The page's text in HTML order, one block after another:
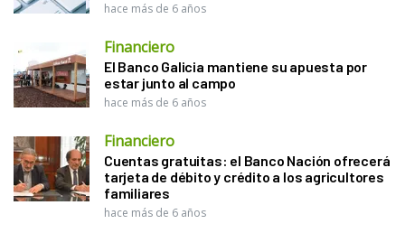
hace más de 6 años
Financiero
El Banco Galicia mantiene su apuesta por
estar junto al campo
hace más de 6 años
Financiero
Cuentas gratuitas: el Banco Nación ofrecerá
tarjeta de débito y crédito a los agricultores
familiares
hace más de 6 años